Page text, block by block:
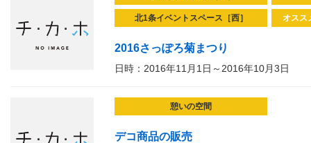
北1条イベントスペース［西］ オスス
2016さっぽろ菊まつり
日時：2016年11月1日～2016年10月3日
憩いの空間
デコ商品の販売